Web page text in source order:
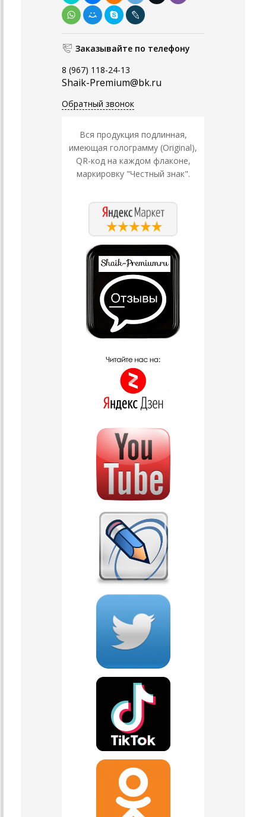
Заказывайте по телефону
8 (967) 118-24-13
Shaik-Premium@bk.ru
Обратный звонок
Вся продукция подлинная,
имеющая голограмму (Original),
QR-код на каждом флаконе,
маркировку "Честный знак".